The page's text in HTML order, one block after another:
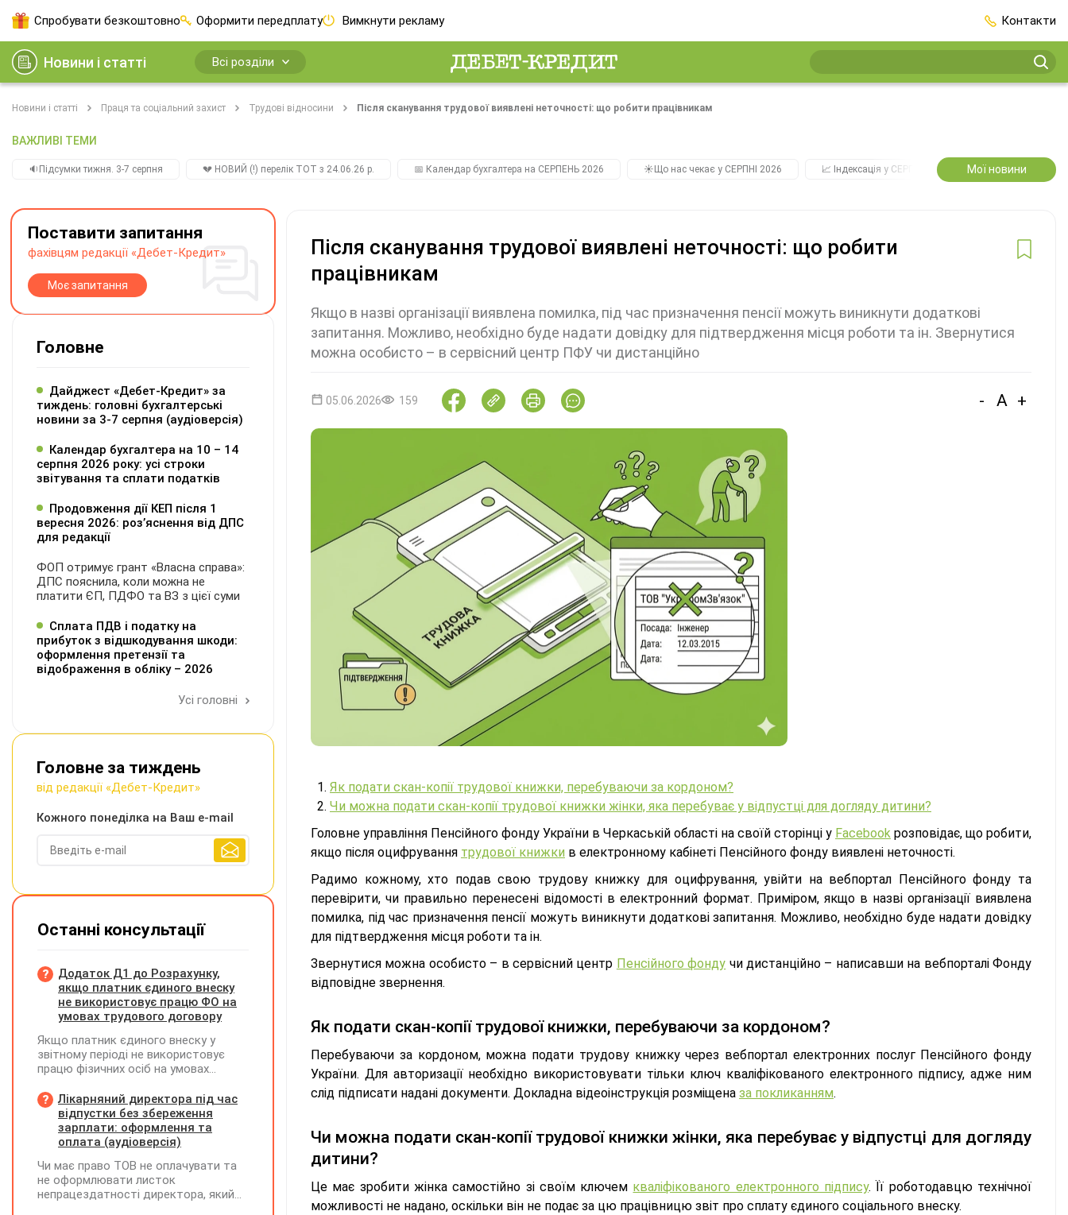
Спробувати безкоштовно Оформити передплату Вимкнути рекламу Контакти
Новини і статті Всі розділи
Новини і статті Праця та соціальний захист Трудові відносини Після сканування трудової виявлені неточності: що робити працівникам
ВАЖЛИВІ ТЕМИ
🔉Підсумки тижня. 3-7 серпня 💔 НОВИЙ (!) перелік ТОТ з 24.06.26 р. 📅 Календар бухгалтера на СЕРПЕНЬ 2026 ☀️Що нас чекає у СЕРПНІ 2026 📈 Індексація у СЕРПНІ 2️⃣0️⃣2️⃣7️⃣ Усі ключові
Мої новини
Після сканування трудової виявлені неточності: що робити
працівникам
Якщо в назві організації виявлена помилка, під час призначення пенсії можуть виникнути додаткові
запитання. Можливо, необхідно буде надати довідку для підтвердження місця роботи та ін. Звернутися
можна особисто – в сервісний центр ПФУ чи дистанційно
05.06.2026 159 - A +
Як подати скан-копії трудової книжки, перебуваючи за кордоном?
Чи можна подати скан-копії трудової книжки жінки, яка перебуває у відпустці для догляду дитини?
Головне управління Пенсійного фонду України в Черкаській області на своїй сторінці у Facebook розповідає, що робити,
якщо після оцифрування трудової книжки в електронному кабінеті Пенсійного фонду виявлені неточності.
Радимо кожному, хто подав свою трудову книжку для оцифрування, увійти на вебпортал Пенсійного фонду та
перевірити, чи правильно перенесені відомості в електронний формат. Приміром, якщо в назві організації виявлена
помилка, під час призначення пенсії можуть виникнути додаткові запитання. Можливо, необхідно буде надати довідку
для підтвердження місця роботи та ін.
Звернутися можна особисто – в сервісний центр Пенсійного фонду чи дистанційно – написавши на вебпорталі Фонду
відповідне звернення.
Як подати скан-копії трудової книжки, перебуваючи за кордоном?
Перебуваючи за кордоном, можна подати трудову книжку через вебпортал електронних послуг Пенсійного фонду
України. Для авторизації необхідно використовувати тільки ключ кваліфікованого електронного підпису, адже ним
слід підписати надані документи. Докладна відеоінструкція розміщена за покликанням.
Чи можна подати скан-копії трудової книжки жінки, яка перебуває у відпустці для догляду
дитини?
Це має зробити жінка самостійно зі своїм ключем кваліфікованого електронного підпису. Її роботодавцю технічної
можливості не надано, оскільки він не подає за цю працівницю звіт про сплату єдиного соціального внеску.
Поставити запитання
фахівцям редакції «Дебет-Кредит»
Моє запитання
Головне
Дайджест «Дебет-Кредит» за
тиждень: головні бухгалтерські
новини за 3-7 серпня (аудіоверсія)
Календар бухгалтера на 10 – 14
серпня 2026 року: усі строки
звітування та сплати податків
Продовження дії КЕП після 1
вересня 2026: розʼяснення від ДПС
для редакції
ФОП отримує грант «Власна справа»:
ДПС пояснила, коли можна не
платити ЄП, ПДФО та ВЗ з цієї суми
Сплата ПДВ і податку на
прибуток з відшкодування шкоди:
оформлення претензії та
відображення в обліку – 2026
Усі головні
Головне за тиждень
від редакції «Дебет-Кредит»
Кожного понеділка на Ваш e-mail
Останні консультації
Додаток Д1 до Розрахунку,
якщо платник єдиного внеску
не використовує працю ФО на
умовах трудового договору
Якщо платник єдиного внеску у
звітному періоді не використовує
працю фізичних осіб на умовах
на інших умовах, передбачених
законодавством, Додаток Д1/
Додаток ФІЗ-Д1 за відповідний
період не подається
Лікарняний директора під час
відпустки без збереження
зарплати: оформлення та
оплата (аудіоверсія)
Чи має право ТОВ не оплачувати та
не оформлювати листок
непрацездатності директора, який